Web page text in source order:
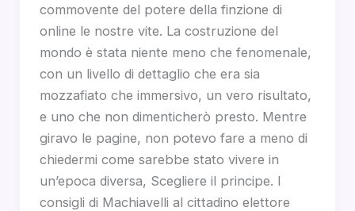
commovente del potere della finzione di
online le nostre vite. La costruzione del
mondo è stata niente meno che fenomenale,
con un livello di dettaglio che era sia
mozzafiato che immersivo, un vero risultato,
e uno che non dimenticherò presto. Mentre
giravo le pagine, non potevo fare a meno di
chiedermi come sarebbe stato vivere in
un’epoca diversa, Scegliere il principe. I
consigli di Machiavelli al cittadino elettore